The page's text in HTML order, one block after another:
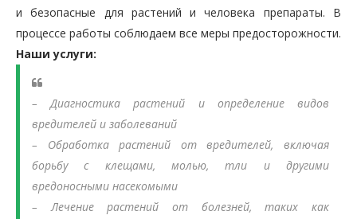
и безопасные для растений и человека препараты. В
процессе работы соблюдаем все меры предосторожности.
Наши услуги:
– Диагностика растений и определение видов
вредителей и заболеваний
– Обработка растений от вредителей, включая
борьбу с клещами, молью, тли и другими
вредоносными насекомыми
– Лечение растений от болезней, таких как